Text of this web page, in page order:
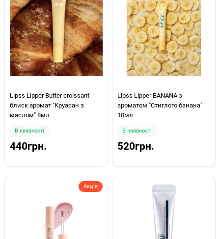
Lipss Lipper Butter croissant
блиск аромат "Круасан з
маслом" 8мл
В наявності
440грн.
Lipss Lipper BANANA з
ароматом "Стиглого банана"
10мл
В наявності
520грн.
Акція